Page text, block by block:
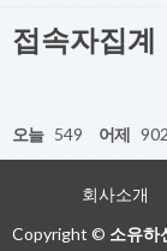
접속자집계
오늘 549 어제 902
회사소개
Copyright © 소유하